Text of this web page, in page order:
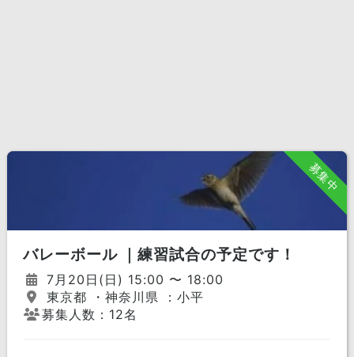
募集中
バレーボール ｜練習試合の予定です！
7月20日(日) 15:00 〜 18:00
東京都 ・神奈川県 ：小平
募集人数：12名